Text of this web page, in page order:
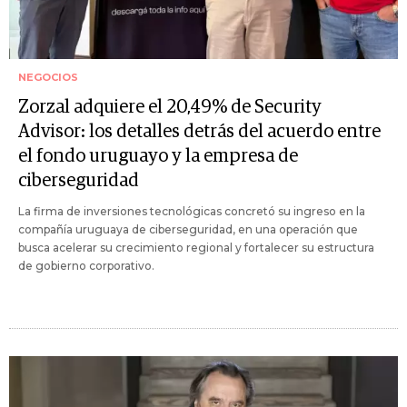
NEGOCIOS
Zorzal adquiere el 20,49% de Security
Advisor: los detalles detrás del acuerdo entre
el fondo uruguayo y la empresa de
ciberseguridad
La firma de inversiones tecnológicas concretó su ingreso en la
compañía uruguaya de ciberseguridad, en una operación que
busca acelerar su crecimiento regional y fortalecer su estructura
de gobierno corporativo.